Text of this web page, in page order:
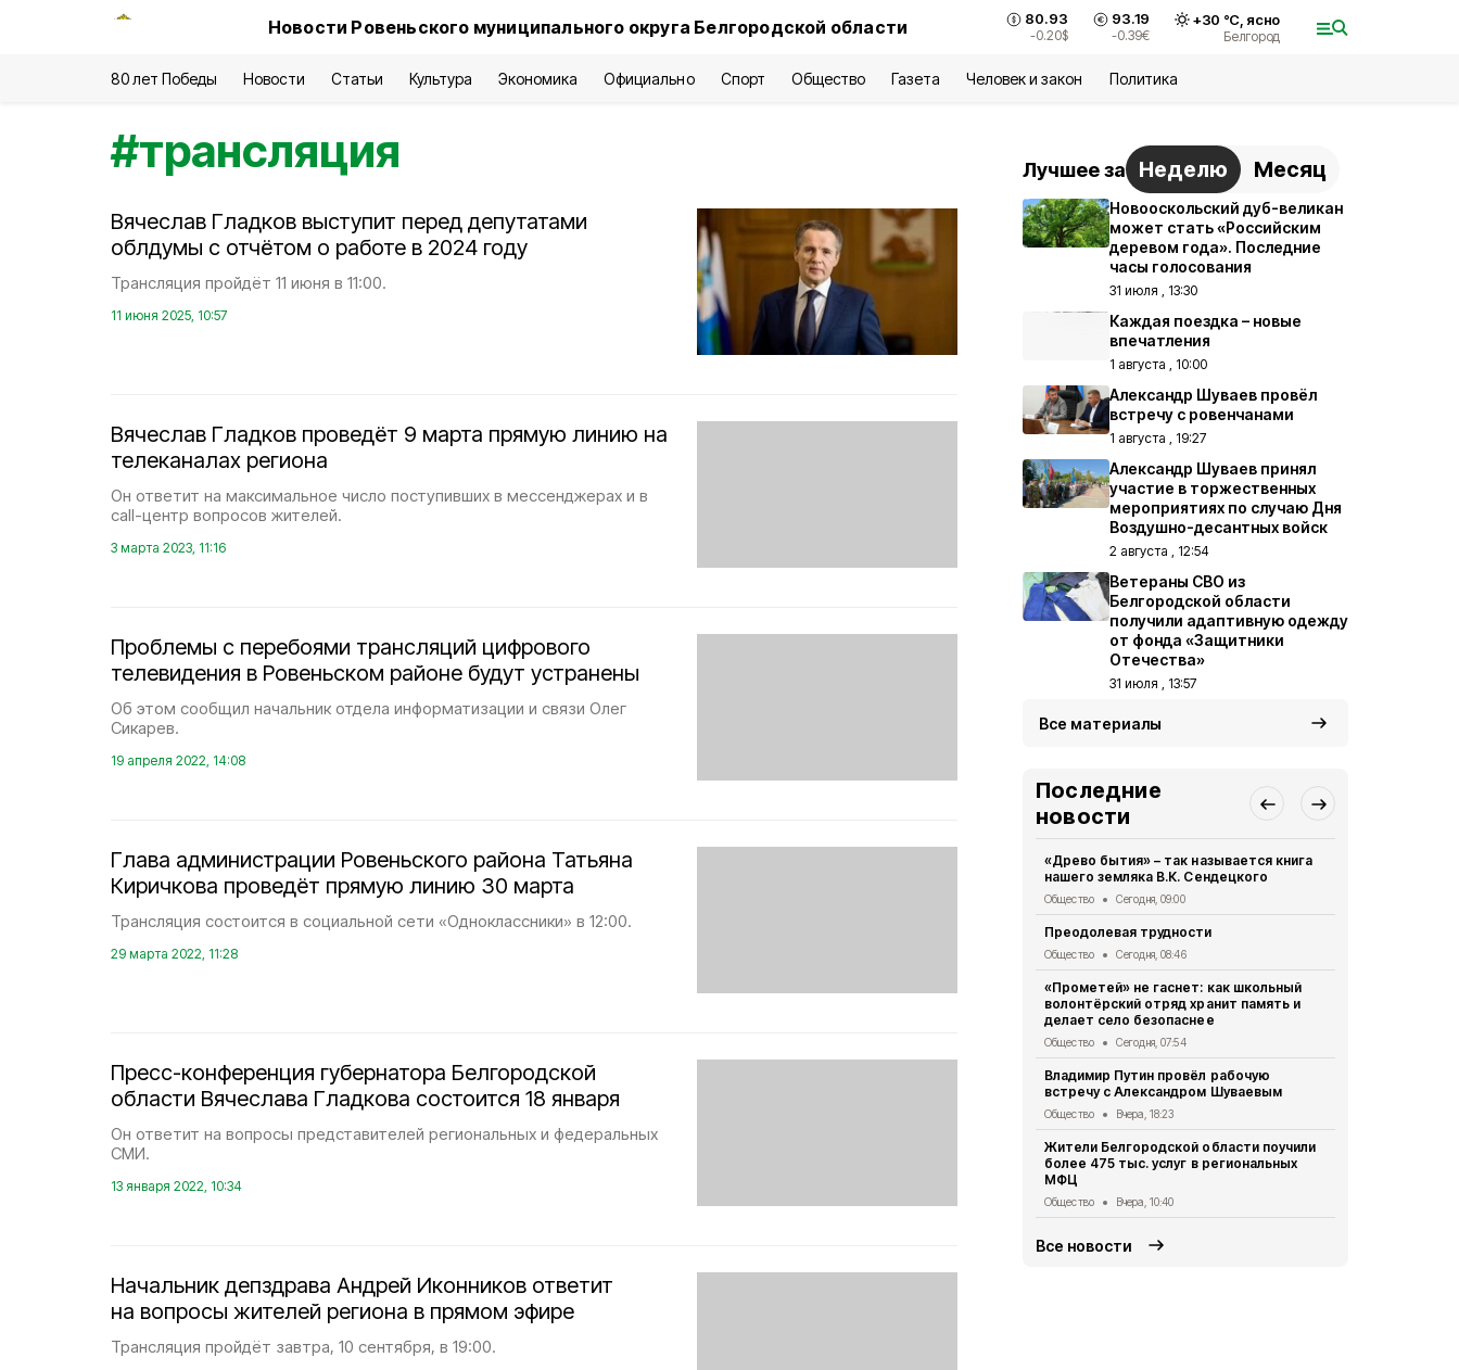
Новости Ровеньского муниципального округа Белгородской области 80.93
-0.20$
93.19
-0.39€
+30 °С, ясно
Белгород
80 лет Победы Новости Статьи Культура Экономика Официально Спорт Общество Газета Человек и закон Политика
#трансляция
Вячеслав Гладков выступит перед депутатами
облдумы с отчётом о работе в 2024 году
Трансляция пройдёт 11 июня в 11:00.
11 июня 2025, 10:57
Вячеслав Гладков проведёт 9 марта прямую линию на
телеканалах региона
Он ответит на максимальное число поступивших в мессенджерах и в
call-центр вопросов жителей.
3 марта 2023, 11:16
Проблемы с перебоями трансляций цифрового
телевидения в Ровеньском районе будут устранены
Об этом сообщил начальник отдела информатизации и связи Олег
Сикарев.
19 апреля 2022, 14:08
Глава администрации Ровеньского района Татьяна
Киричкова проведёт прямую линию 30 марта
Трансляция состоится в социальной сети «Одноклассники» в 12:00.
29 марта 2022, 11:28
Пресс-конференция губернатора Белгородской
области Вячеслава Гладкова состоится 18 января
Он ответит на вопросы представителей региональных и федеральных
СМИ.
13 января 2022, 10:34
Начальник депздрава Андрей Иконников ответит
на вопросы жителей региона в прямом эфире
Трансляция пройдёт завтра, 10 сентября, в 19:00.
Лучшее за Неделю Месяц
Новооскольский дуб-великан
может стать «Российским
деревом года». Последние
часы голосования
31 июля , 13:30
Каждая поездка – новые
впечатления
1 августа , 10:00
Александр Шуваев провёл
встречу с ровенчанами
1 августа , 19:27
Александр Шуваев принял
участие в торжественных
мероприятиях по случаю Дня
Воздушно-десантных войск
2 августа , 12:54
Ветераны СВО из
Белгородской области
получили адаптивную одежду
от фонда «Защитники
Отечества»
31 июля , 13:57
Все материалы
Последние
новости
«Древо бытия» – так называется книга
нашего земляка В.К. Сендецкого
Общество Сегодня, 09:00
Преодолевая трудности
Общество Сегодня, 08:46
«Прометей» не гаснет: как школьный
волонтёрский отряд хранит память и
делает село безопаснее
Общество Сегодня, 07:54
Владимир Путин провёл рабочую
встречу с Александром Шуваевым
Общество Вчера, 18:23
Жители Белгородской области поучили
более 475 тыс. услуг в региональных
МФЦ
Общество Вчера, 10:40
Все новости